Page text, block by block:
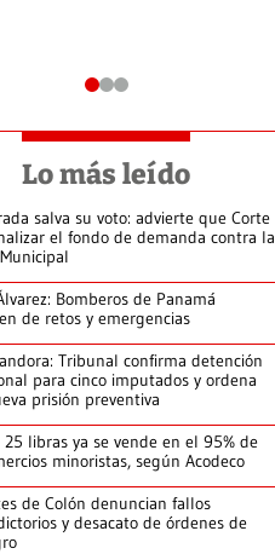
Lo más leído
salva su voto: advierte que Corte
el fondo de demanda contra la
Bomberos de Panamá
de retos y emergencias
Tribunal confirma detención
para cinco imputados y ordena
prisión preventiva
25 libras ya se vende en el 95% de
minoristas, según Acodeco
de Colón denuncian fallos
y desacato de órdenes de